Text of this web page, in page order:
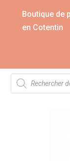
Boutique de
en Cotentin
Recherche
de
produits